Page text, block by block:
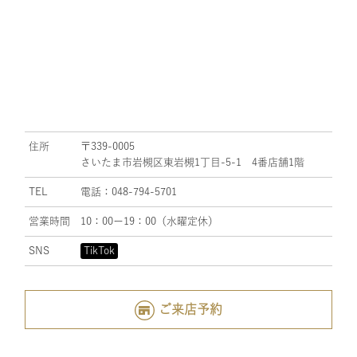
住所
〒339-0005
さいたま市岩槻区東岩槻1丁目-5-1 4番店舗1階
TEL 電話：048-794-5701
営業時間 10：00ー19：00（水曜定休）
SNS TikTok
ご来店予約